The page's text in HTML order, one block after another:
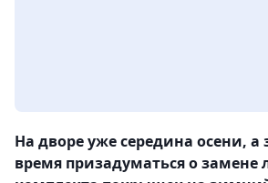
На дворе уже середина осени, а
время призадуматься о замене